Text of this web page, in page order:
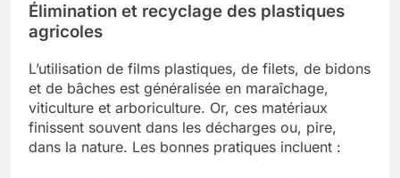
Élimination et recyclage des plastiques
agricoles
L’utilisation de films plastiques, de filets, de bidons
et de bâches est généralisée en maraîchage,
viticulture et arboriculture. Or, ces matériaux
finissent souvent dans les décharges ou, pire,
dans la nature. Les bonnes pratiques incluent :